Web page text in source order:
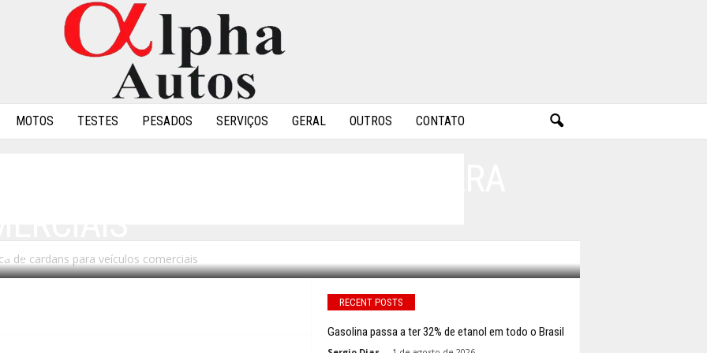
MOTOS TESTES PESADOS SERVIÇOS GERAL OUTROS CONTATO
de cardans para veículos comerciais
0
RECENT POSTS
Gasolina passa a ter 32% de etanol em todo o Brasil